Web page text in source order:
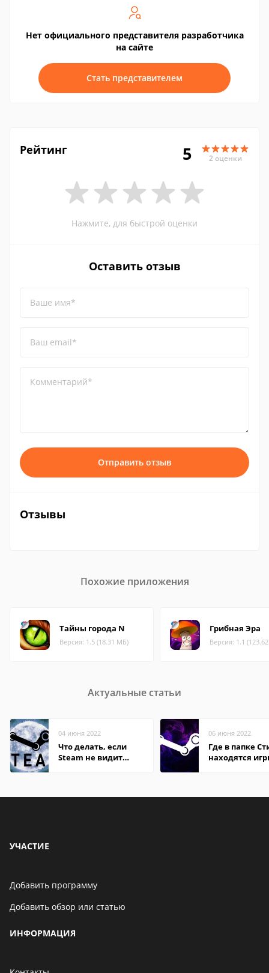
Нет официального представителя разработчика
на сайте
Стать представителем
Рейтинг 5 2 оценки
Нажмите, для быстрой оценки
Оставить отзыв
Ваше имя*
Ваш email*
Комментарий*
Отправить отзыв
Отзывы
Похожие приложения
Тайны города N
Версия: 1.5 (18.31 МБ)
Грибная Эра
Версия: 1.1
Актуальные статьи
04 июня 2022
Что делать, если
Steam не видит
06 июня 2022
Где в папке
находятся
УЧАСТИЕ
Добавить программу
Добавить обзор или статью
ИНФОРМАЦИЯ